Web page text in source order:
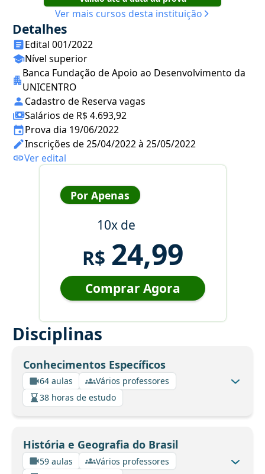
Ver mais cursos desta instituição
Detalhes
Edital 001/2022
Nível superior
Banca Fundação de Apoio ao Desenvolvimento da
UNICENTRO
Cadastro de Reserva vagas
Salários de R$ 4.693,92
Prova dia 19/06/2022
Inscrições de 25/04/2022 à 25/05/2022
Ver edital
Por Apenas
10x de
R$ 24,99
Comprar Agora
Disciplinas
Conhecimentos Específicos
64 aulas
Vários professores
38 horas de estudo
História e Geografia do Brasil
59 aulas
Vários professores